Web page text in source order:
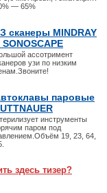
— 65%
сканеры MINDRAY
SONOSCAPE
ассотримент
узи по низким
паровые
инструменты
паром под
19, 23, 64,
здесь тизер?